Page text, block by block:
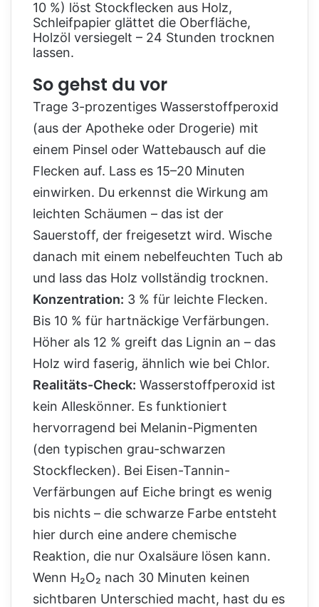
10 %) löst Stockflecken aus Holz,
Schleifpapier glättet die Oberfläche,
Holzöl versiegelt – 24 Stunden trocknen
lassen.
So gehst du vor
Trage 3-prozentiges Wasserstoffperoxid
(aus der Apotheke oder Drogerie) mit
einem Pinsel oder Wattebausch auf die
Flecken auf. Lass es 15–20 Minuten
einwirken. Du erkennst die Wirkung am
leichten Schäumen – das ist der
Sauerstoff, der freigesetzt wird. Wische
danach mit einem nebelfeuchten Tuch ab
und lass das Holz vollständig trocknen.
Konzentration: 3 % für leichte Flecken.
Bis 10 % für hartnäckige Verfärbungen.
Höher als 12 % greift das Lignin an – das
Holz wird faserig, ähnlich wie bei Chlor.
Realitäts-Check: Wasserstoffperoxid ist
kein Alleskönner. Es funktioniert
hervorragend bei Melanin-Pigmenten
(den typischen grau-schwarzen
Stockflecken). Bei Eisen-Tannin-
Verfärbungen auf Eiche bringt es wenig
bis nichts – die schwarze Farbe entsteht
hier durch eine andere chemische
Reaktion, die nur Oxalsäure lösen kann.
Wenn H₂O₂ nach 30 Minuten keinen
sichtbaren Unterschied macht, hast du es